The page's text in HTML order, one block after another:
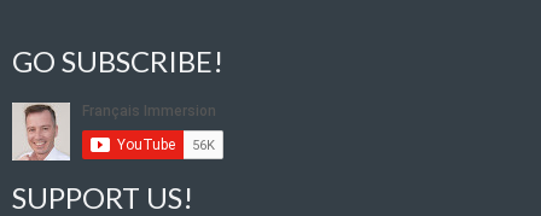
GO SUBSCRIBE!
SUPPORT US!